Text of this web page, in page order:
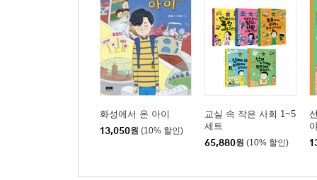
화성에서 온 아이
13,050원 (10% 할인)
교실 속 작은 사회 1~5
세트
65,880원 (10% 할인)